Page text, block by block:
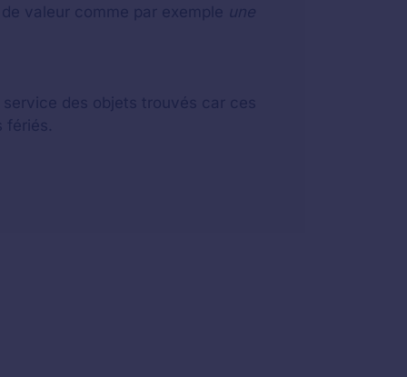
valeur comme par exemple une
des objets trouvés car ces
fériés.